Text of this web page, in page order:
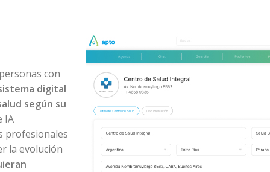
con
digital
según su
IA
profesionales
la evolución